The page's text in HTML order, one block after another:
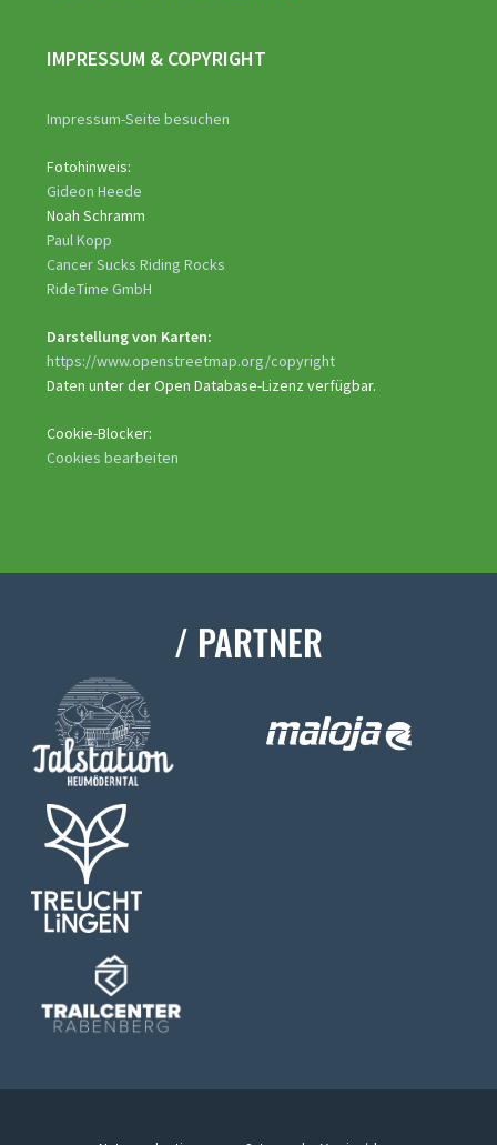
IMPRESSUM & COPYRIGHT
Impressum-Seite besuchen
Fotohinweis:
Gideon Heede
Noah Schramm
Paul Kopp
Cancer Sucks Riding Rocks
RideTime GmbH
Darstellung von Karten:
https://www.openstreetmap.org/copyright
Daten unter der Open Database-Lizenz verfügbar.
Cookie-Blocker:
Cookies bearbeiten
/ PARTNER